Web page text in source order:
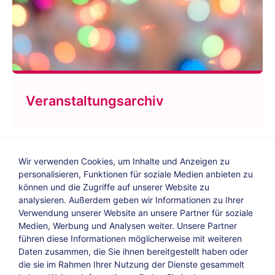
Veranstaltungsarchiv
Bildungs-Blog| Instagram| Facebook|
YouTube
Wir verwenden Cookies, um Inhalte und Anzeigen zu
personalisieren, Funktionen für soziale Medien anbieten zu
können und die Zugriffe auf unserer Website zu
analysieren. Außerdem geben wir Informationen zu Ihrer
Verwendung unserer Website an unsere Partner für soziale
Medien, Werbung und Analysen weiter. Unsere Partner
führen diese Informationen möglicherweise mit weiteren
Daten zusammen, die Sie ihnen bereitgestellt haben oder
die sie im Rahmen Ihrer Nutzung der Dienste gesammelt